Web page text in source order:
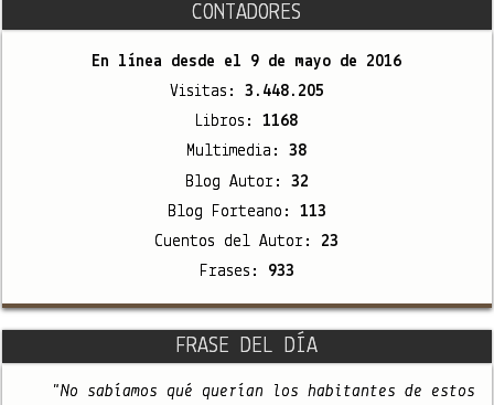
CONTADORES
En línea desde el 9 de mayo de 2016
Visitas: 3.448.205
Libros:1168
Multimedia:38
Blog Autor: 32
Blog Forteano: 113
Cuentos del Autor: 23
Frases: 933
FRASE DEL DÍA
"No sabíamos qué querían los habitantes de estos